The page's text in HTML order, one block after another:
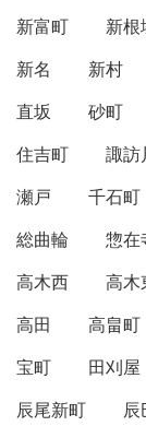
新富町
新根
新名
新村
直坂
砂町
住吉町
諏訪
瀬戸
千石町
総曲輪
惣在
高木西
高木
高田
高畠町
宝町
田刈屋
辰尾新町
辰